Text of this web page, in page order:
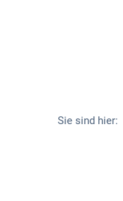
Sie sind hier: